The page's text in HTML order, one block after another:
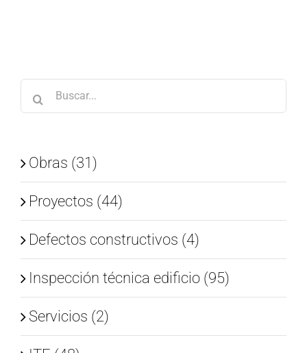
Buscar:
Obras (31)
Proyectos (44)
Defectos constructivos (4)
Inspección técnica edificio (95)
Servicios (2)